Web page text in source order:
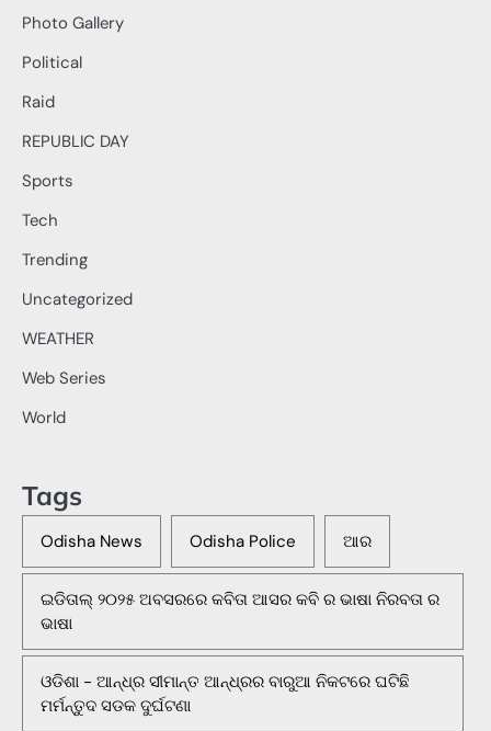
Photo Gallery
Political
Raid
REPUBLIC DAY
Sports
Tech
Trending
Uncategorized
WEATHER
Web Series
World
Tags
Odisha News Odisha Police ଆର
ଇଡିତାଲ୍ ୨୦୨୫ ଅବସରରେ କବିତା ଆସର କବି ର ଭାଷା ନିରବତା ର
ଭାଷା
ଓଡିଶା - ଆନ୍ଧ୍ର ସୀମାନ୍ତ ଆନ୍ଧ୍ରର ବାରୁଆ ନିକଟରେ ଘଟିଛି
ମର୍ମନ୍ତୁଦ ସଡକ ଦୁର୍ଘଟଣା